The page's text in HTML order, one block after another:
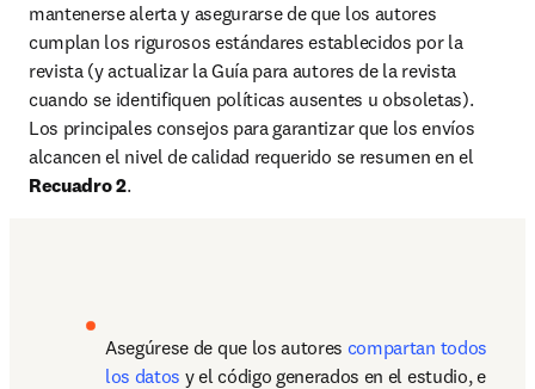
mantenerse alerta y asegurarse de que los autores
cumplan los rigurosos estándares establecidos por la
revista (y actualizar la Guía para autores de la revista
cuando se identifiquen políticas ausentes u obsoletas).
Los principales consejos para garantizar que los envíos
Recuadro 2.
Asegúrese de que los autores compartan todos
los datos y el código generados en el estudio, e